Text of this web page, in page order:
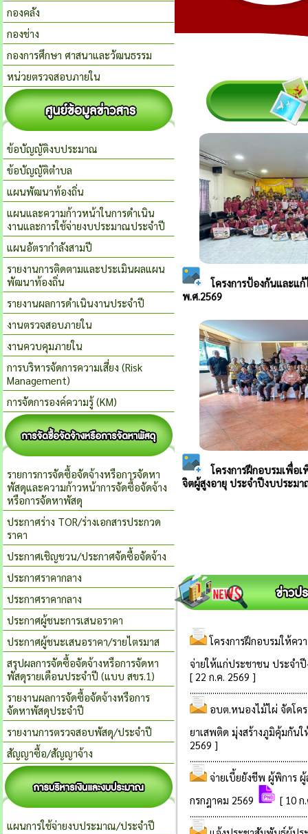
กองคลัง
กองช่าง
กองการศึกษา ศาสนาและวัฒนธรรม
หน่วยตรวจสอบภายใน
ข้อบัญญัติงบประมาณ
ข้อบัญญัติตำบล
แผนพัฒนาท้องถิ่น
แผนและความก้าวหน้าในการดำเนิน
งานและการใช้จ่ายงบประมาณประจำปี
แผนอัตรากำลังสามปี
รายงานการติดตามและประเมินผลแผน
พัฒนาท้องถิ่น
รายงานผลการดำเนินงานประจำปี
งานตรวจสอบภายใน
งานควบคุมภายใน
การบริหารจัดการความเสี่ยง (Risk
Management)
การจัดการองค์ความรู้ (KM)
รายการการจัดซื้อจัดจ้างหรือการจัดหา
พัสดุและความก้าวหน้าการจัดซื้อจัดจ้าง
หรือการจัดหาพัสดุ
ประกาศร่าง TOR/ร่างเอกสารประกวด
ราคา
ประกาศเชิญชวน/ประกาศจัดซื้อจัดจ้าง
ประกาศราคากลาง
ประกาศราคากลาง
ประกาศผู้ชนะการเสนอราคา
ประกาศผู้ชนะเสนอราคา/รายไตรมาส
สรุปผลการจัดซื้อจัดจ้างหรือการจัดหา
พัสดุรายเดือนประจำปี (แบบ สขร.1)
รายงานผลการจัดซื้อจัดจ้างหรือการ
จัดหาพัสดุประจําปี
รายงานการตรวจสอบพัสดุ/ประจำปี
สัญญาซื้อ/สัญญาจ้าง
แผนการใช้จ่ายงบประมาณ/ประจำปี